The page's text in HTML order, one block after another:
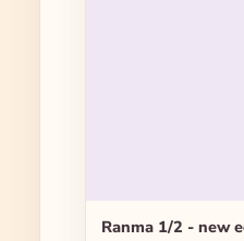
Ranma 1/2 - new